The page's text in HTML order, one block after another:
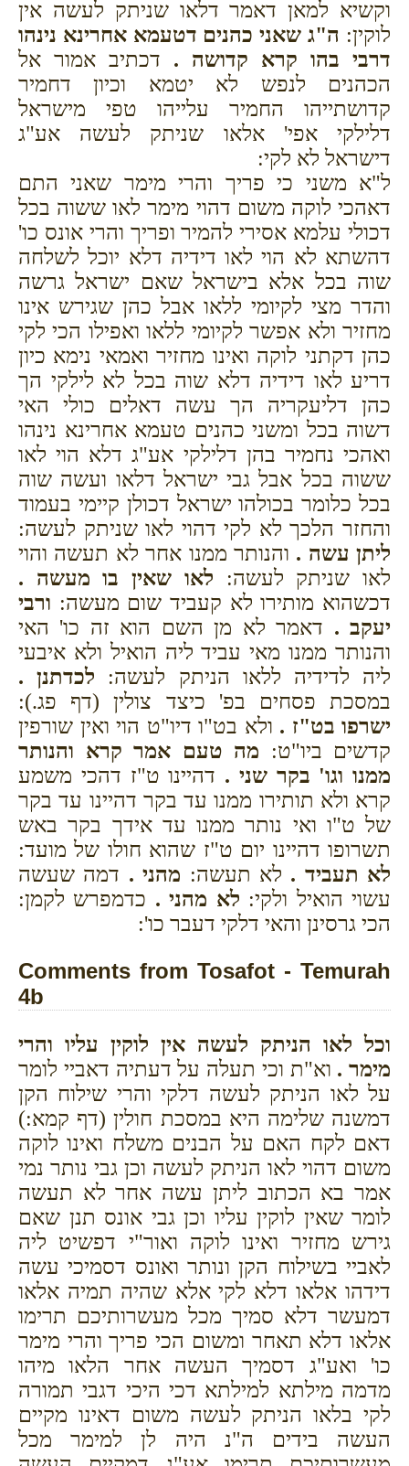
וקשיא למאן דאמר דלאו שניתק לעשה אין
לוקין: ה"ג שאני כהנים דטעמא אחרינא נינהו
דרבי בהו קרא קדושה . דכתיב אמור אל
הכהנים לנפש לא יטמא וכיון דחמיר
קדושתייהו החמיר עלייהו טפי מישראל
דלילקי אפי' אלאו שניתק לעשה אע"ג
דישראל לא לקי:
ל"א משני כי פריך והרי מימר שאני התם
דאהכי לוקה משום דהוי מימר לאו ששוה בכל
דכולי עלמא אסירי להמיר ופריך והרי אונס כו'
דהשתא לא הוי לאו דידיה דלא יוכל לשלחה
שוה בכל אלא בישראל שאם ישראל גרשה
והדר מצי לקיומי ללאו אבל כהן שגירש אינו
מחזיר ולא אפשר לקיומי ללאו ואפילו הכי לקי
כהן דקתני לוקה ואינו מחזיר ואמאי נימא כיון
דריע לאו דידיה דלא שוה בכל לא לילקי הך
כהן דליעקריה הך עשה דאלים כולי האי
דשוה בכל ומשני כהנים טעמא אחרינא נינהו
ואהכי נחמיר בהן דלילקי אע"ג דלא הוי לאו
ששוה בכל אבל גבי ישראל דלאו ועשה שוה
בכל כלומר בכולהו ישראל דכולן קיימי בעמוד
והחזר הלכך לא לקי דהוי לאו שניתק לעשה:
ליתן עשה . והנותר ממנו אחר לא תעשה והוי
לאו שניתק לעשה: לאו שאין בו מעשה .
דכשהוא מותירו לא קעביד שום מעשה: ורבי
יעקב . דאמר לא מן השם הוא זה כו' האי
והנותר ממנו מאי עביד ליה הואיל ולא איבעי
ליה לדידיה ללאו הניתק לעשה: לכדתנן .
במסכת פסחים בפ' כיצד צולין (דף פג.):
ישרפו בט"ז . ולא בט"ו דיו"ט הוי ואין שורפין
קדשים ביו"ט: מה טעם אמר קרא והנותר
ממנו וגו' בקר שני . דהיינו ט"ז דהכי משמע
קרא ולא תותירו ממנו עד בקר דהיינו עד בקר
של ט"ו ואי נותר ממנו עד אידך בקר באש
תשרופו דהיינו יום ט"ז שהוא חולו של מועד:
לא תעביד . לא תעשה: מהני . דמה שעשה
עשוי הואיל ולקי: לא מהני . כדמפרש לקמן:
הכי גרסינן והאי דלקי דעבר כו':
Comments from Tosafot - Temurah
4b
וכל לאו הניתק לעשה אין לוקין עליו והרי
מימר . וא"ת וכי תעלה על דעתיה דאביי לומר
על לאו הניתק לעשה דלקי והרי שילוח הקן
דמשנה שלימה היא במסכת חולין (דף קמא:)
דאם לקח האם על הבנים משלח ואינו לוקה
משום דהוי לאו הניתק לעשה וכן גבי נותר נמי
אמר בא הכתוב ליתן עשה אחר לא תעשה
לומר שאין לוקין עליו וכן גבי אונס תנן שאם
גירש מחזיר ואינו לוקה ואור"י דפשיט ליה
לאביי בשילוח הקן ונותר ואונס דסמיכי עשה
דידהו אלאו דלא לקי אלא שהיה תמיה אלאו
דמעשר דלא סמיך מכל מעשרותיכם תרימו
אלאו דלא תאחר ומשום הכי פריך והרי מימר
כו' ואע"ג דסמיך העשה אחר הלאו מיהו
מדמה מילתא למילתא דכי היכי דגבי תמורה
לקי בלאו הניתק לעשה משום דאינו מקיים
העשה בידים ה"נ היה לן למימר מכל